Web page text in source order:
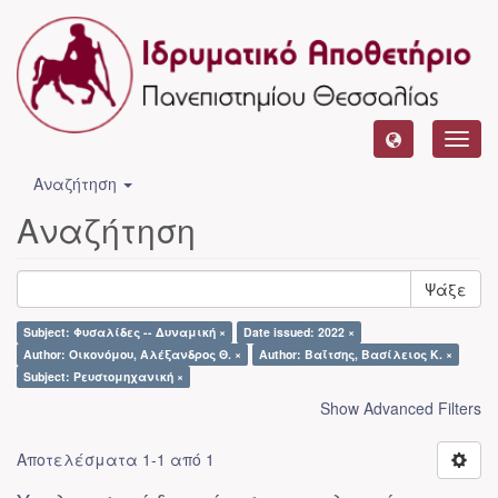
Αναζήτηση
Αναζήτηση
Ψάξε
Subject: Φυσαλίδες -- Δυναμική ×
Date issued: 2022 ×
Author: Οικονόμου, Αλέξανδρος Θ. ×
Author: Βαΐτσης, Βασίλειος Κ. ×
Subject: Ρευστομηχανική ×
Show Advanced Filters
Αποτελέσματα 1-1 από 1